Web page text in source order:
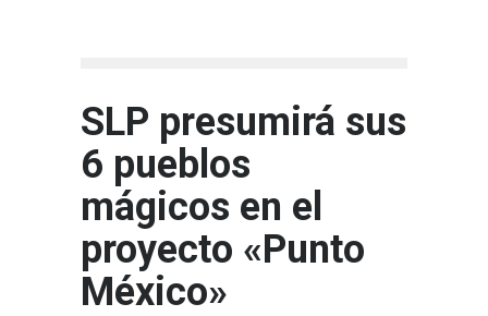
SLP presumirá sus
6 pueblos
mágicos en el
proyecto «Punto
México»